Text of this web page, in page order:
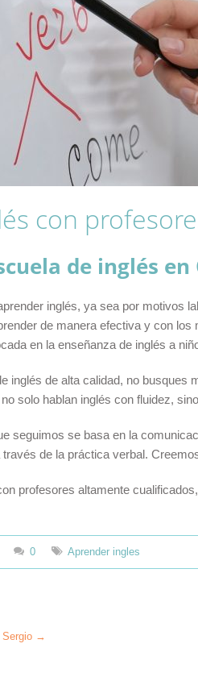
con
de inglés
inglés, ya sea por motivos
de manera efectiva y con
en la enseñanza de inglés a
inglés de alta calidad, no
solo hablan inglés con fluidez,
seguimos se basa en la
de la práctica verbal.
profesores altamente
0 Aprender ingles
→